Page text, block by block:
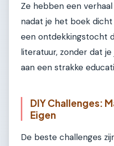
Ze hebben een
nadat je het boek
een ontdekkingstocht
literatuur, zonder dat
aan een strakke
DIY Challenges:
Eigen
De beste challenges